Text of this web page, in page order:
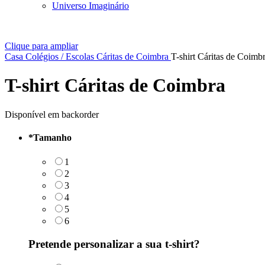
Universo Imaginário
Clique para ampliar
Casa Colégios / Escolas Cáritas de Coimbra T-shirt Cáritas de
T-shirt Cáritas de Coimbra
Disponível em backorder
*Tamanho
1
2
3
4
5
6
Pretende personalizar a sua t-shirt?